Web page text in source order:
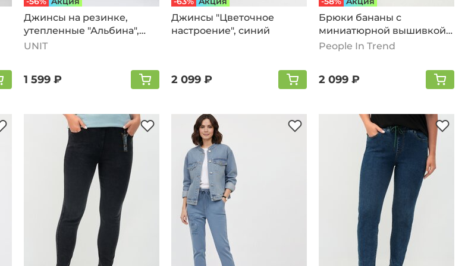
Джинсы на резинке,
утепленные "Альбина",
синий
UNIT
1 599 ₽
Джинсы "Цветочное
настроение", синий
2 099 ₽
Брюки бананы с
миниатюрной вышивкой,
синий
People In Trend
2 099 ₽